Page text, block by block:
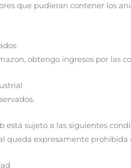
que pudieran contener los
obtengo ingresos por las
está sujeto a las siguientes
queda expresamente